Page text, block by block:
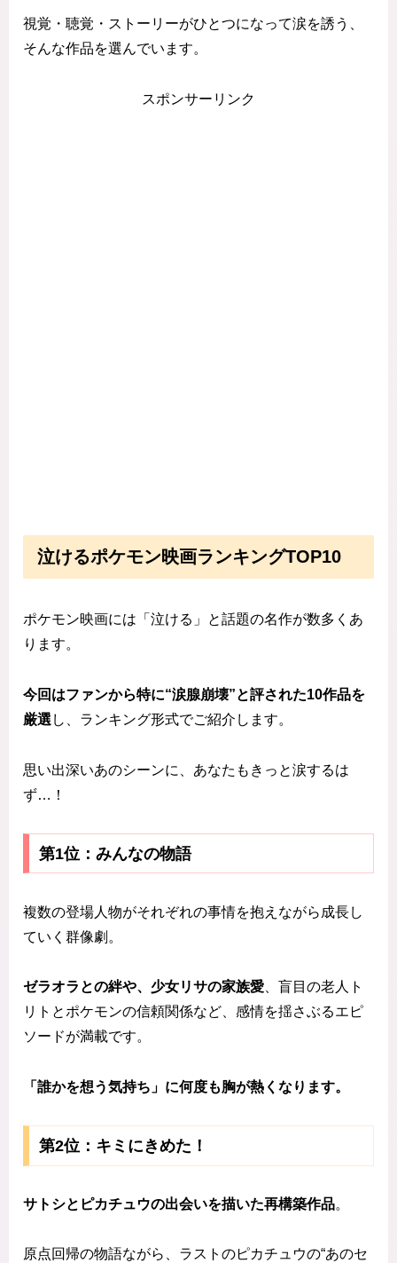
視覚・聴覚・ストーリーがひとつになって涙を誘う、
そんな作品を選んでいます。
スポンサーリンク
泣けるポケモン映画ランキングTOP10
ポケモン映画には「泣ける」と話題の名作が数多くあ
ります。
今回はファンから特に“涙腺崩壊”と評された10作品を
厳選 し、ランキング形式でご紹介します。
思い出深いあのシーンに、あなたもきっと涙するは
ず…！
第1位：みんなの物語
複数の登場人物がそれぞれの事情を抱えながら成長し
ていく群像劇。
ゼラオラとの絆や、少女リサの家族愛 、盲目の老人ト
リトとポケモンの信頼関係など、感情を揺さぶるエピ
ソードが満載です。
「誰かを想う気持ち」に何度も胸が熱くなります。
第2位：キミにきめた！
サトシとピカチュウの出会いを描いた再構築作品。
原点回帰の物語ながら、ラストのピカチュウの“あのセ